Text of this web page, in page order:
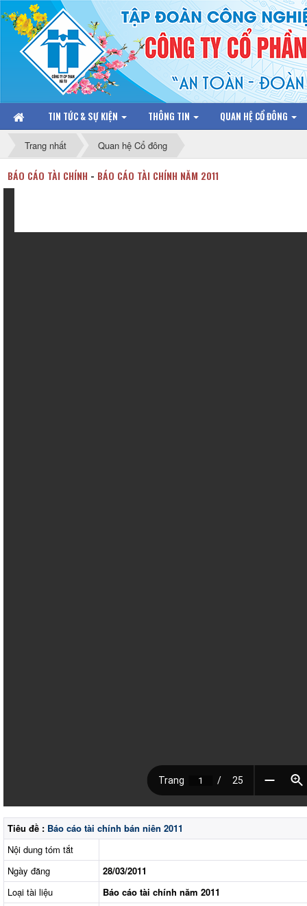
TIN TỨC & SỰ KIỆN THÔNG TIN QUAN HỆ CỔ ĐÔNG
Trang nhất Quan hệ Cổ đông
BÁO CÁO TÀI CHÍNH - BÁO CÁO TÀI CHÍNH NĂM 2011
Tiêu đề : Báo cáo tài chính bán niên 2011
Nội dung tóm tắt
Ngày đăng
28/03/2011
Loại tài liệu
Báo cáo tài chính năm 2011